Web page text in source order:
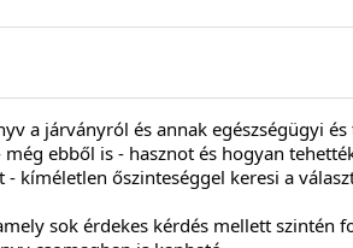
a járványról és annak egészségügyi
ebből is - hasznot és hogyan
- kíméletlen őszinteséggel keresi a
sok érdekes kérdés mellett szintén